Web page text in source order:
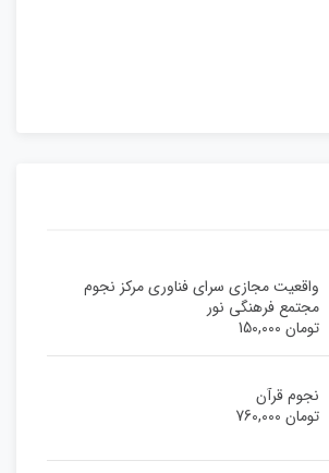
واقعیت مجازی سرای فناوری مرکز نجوم
مجتمع فرهنگی نور
تومان150,000
نجوم قرآن
تومان760,000